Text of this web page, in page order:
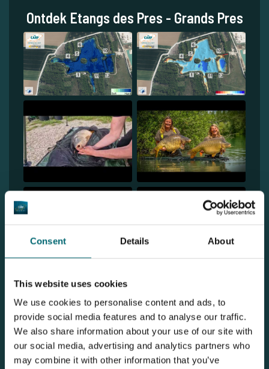
Consent Details About
This website uses cookies
We use cookies to personalise content and ads, to
provide social media features and to analyse our traffic.
We also share information about your use of our site with
our social media, advertising and analytics partners who
may combine it with other information that you’ve
Ontdek Etangs des Pres - Grands Pres
1
Ontdek De Karperhoeve - Timmy's
Lake